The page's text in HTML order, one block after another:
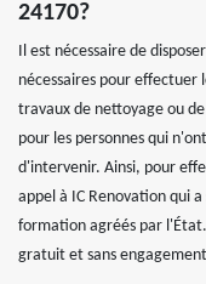
24170?
Il est nécessaire de
nécessaires pour effectuer
travaux de nettoyage ou
pour les personnes qui
d'intervenir. Ainsi, pour
appel à IC Renovation qui
formation agréés par
gratuit et sans